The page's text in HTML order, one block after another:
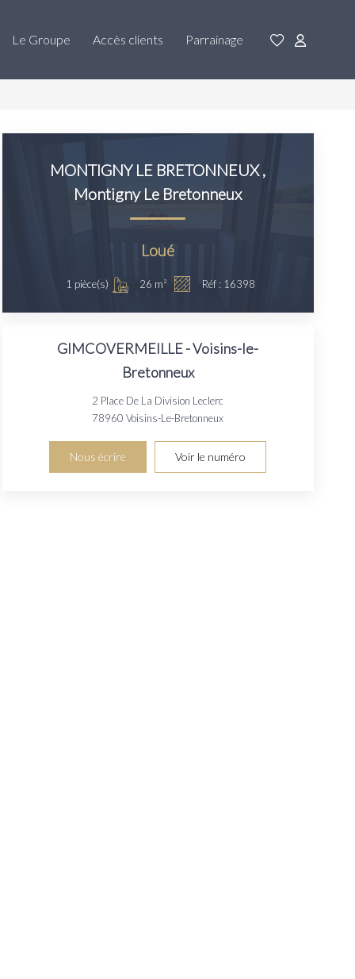
Le Groupe Accès clients Parrainage
MONTIGNY LE BRETONNEUX,
Montigny Le Bretonneux
Loué
1 pièce(s) 26 m² Réf : 16398
GIMCOVERMEILLE - Voisins-le-
Bretonneux
2 Place De La Division Leclerc
78960Voisins-Le-Bretonneux
Nous écrire Voir le numéro